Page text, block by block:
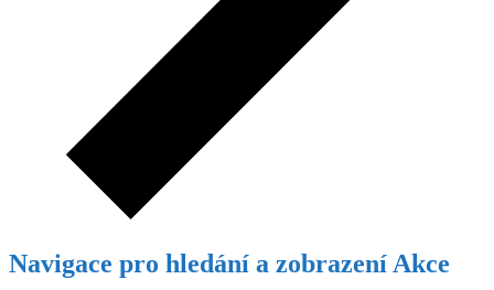
Navigace pro hledání a zobrazení Akce